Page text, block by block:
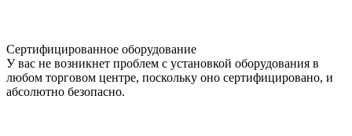
Сертифицированное оборудование
У вас не возникнет проблем с установкой оборудования в
любом торговом центре, поскольку оно сертифицировано, и
абсолютно безопасно.